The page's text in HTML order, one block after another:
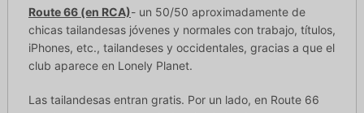
Route 66 (en RCA)- un 50/50 aproximadamente de
chicas tailandesas jóvenes y normales con trabajo, títulos,
iPhones, etc., tailandeses y occidentales, gracias a que el
club aparece en Lonely Planet.
Las tailandesas entran gratis. Por un lado, en Route 66